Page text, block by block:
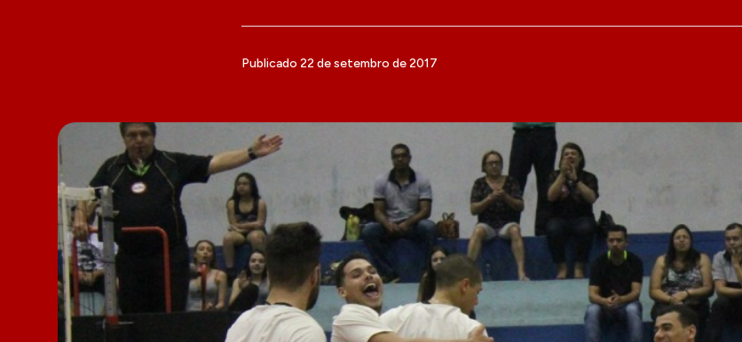
Publicado 22 de setembro de 2017